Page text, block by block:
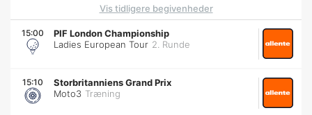
Vis tidligere begivenheder
15:00
PIF London Championship
Ladies European Tour 2. Runde
15:10
Storbritanniens Grand Prix
Moto3 Træning